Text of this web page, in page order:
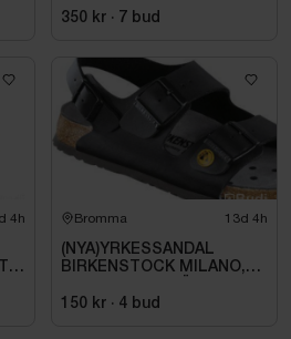
350 kr · 7 bud
4h Bromma 13d 4h
(NYA)YRKESSANDAL
BIRKENSTOCK MILANO,
SVART. STL 42
150 kr · 4 bud